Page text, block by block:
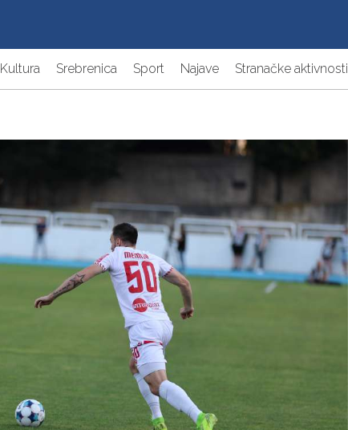
Kultura Srebrenica Sport Najave Stranačke aktivnosti